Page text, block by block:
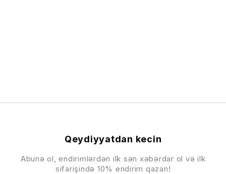
Qeydiyyatdan kecin
Abunə ol, endirimlərdən ilk sən xəbərdar ol və ilk
sifarişində 10% endirim qazan!